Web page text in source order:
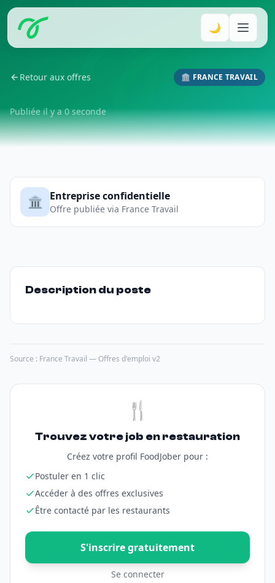
🌙
Retour aux offres 🏛️ FRANCE TRAVAIL
Publiée il y a 0 seconde
🏛️ Entreprise confidentielle
Offre publiée via France Travail
Description du poste
Source : France Travail — Offres d'emploi v2
🍴
Trouvez votre job en restauration
Créez votre profil FoodJober pour :
Postuler en 1 clic
Accéder à des offres exclusives
Être contacté par les restaurants
S'inscrire gratuitement
Se connecter